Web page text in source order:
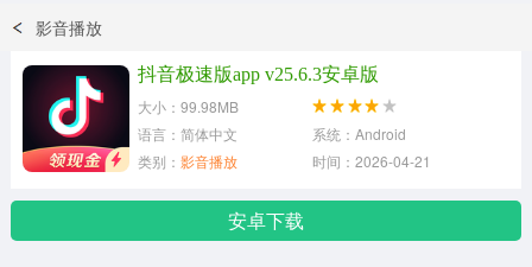
动作射击
冒险解谜 经营养成
体育竞技
影音播放
抖音极速版app v25.6.3安卓版
大小：99.98MB
语言：简体中文
系统：Android
类别： 影音播放 时间：2026-04-21
安卓下载